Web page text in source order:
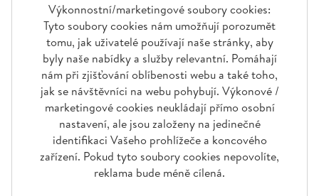
Výkonnostní/marketingové soubory cookies:
Tyto soubory cookies nám umožňují porozumět
tomu, jak uživatelé používají naše stránky, aby
byly naše nabídky a služby relevantní. Pomáhají
nám při zjišťování oblíbenosti webu a také toho,
jak se návštěvníci na webu pohybují. Výkonové /
marketingové cookies neukládají přímo osobní
nastavení, ale jsou založeny na jedinečné
identifikaci Vašeho prohlížeče a koncového
zařízení. Pokud tyto soubory cookies nepovolíte,
reklama bude méně cílená.